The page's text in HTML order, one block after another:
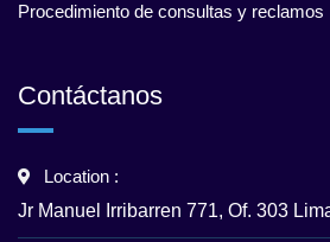
Procedimiento de consultas y reclamos
Contáctanos
Location :
Jr Manuel Irribarren 771, Of. 303